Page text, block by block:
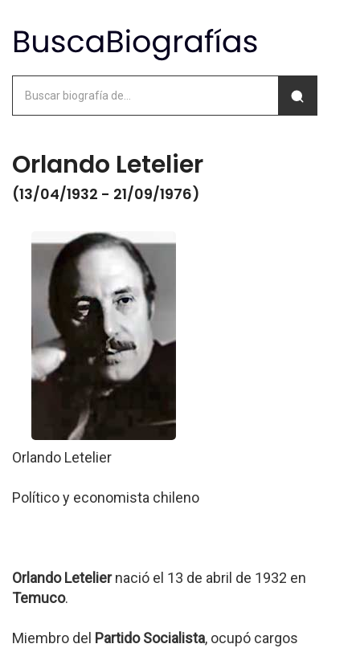
Orlando Letelier
(13/04/1932 - 21/09/1976)
Orlando Letelier
Político y economista chileno
Orlando Leteliernació el 13 de abril de 1932 en
Temuco.
Miembro del Partido Socialista, ocupó cargos